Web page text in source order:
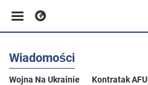
Biznes
Wiadomości
Wojna Na Ukrainie Kontratak AFU